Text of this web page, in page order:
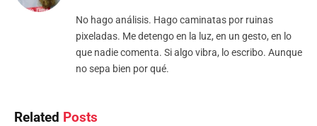
No hago análisis. Hago caminatas por ruinas
pixeladas. Me detengo en la luz, en un gesto, en lo
que nadie comenta. Si algo vibra, lo escribo. Aunque
no sepa bien por qué.
Related Posts